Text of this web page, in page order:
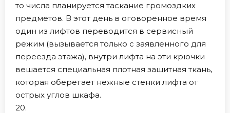
то числа планируется таскание громоздких
предметов. В этот день в оговоренное время
один из лифтов переводится в сервисный
режим (вызывается только с заявленного для
переезда этажа), внутри лифта на эти крючки
вешается специальная плотная защитная ткань,
которая оберегает нежные стенки лифта от
острых углов шкафа.
20.